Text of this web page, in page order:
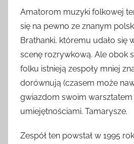
Amatorom muzyki folkowej
się na pewno ze znanym
Brathanki, któremu udało się
scenę rozrywkową. Ale obok
folku istnieją zespoły mniej
dorównują (czasem może
gwiazdom swoim
umiejętnościami. Tamarysze.
Zespół ten powstał w 1995